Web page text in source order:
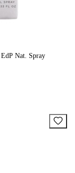
Nat. Spray